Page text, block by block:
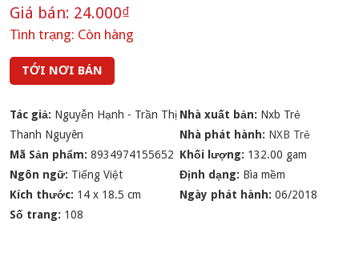
Giá bán: 24.000₫
Tình trạng: Còn hàng
TỚI NƠI BÁN
Tác giả: Nguyễn Hạnh - Trần Thị
Thanh Nguyên
Nhà xuất bản: Nxb Trẻ
Nhà phát hành: NXB Trẻ
Mã Sản phẩm:8934974155652 Khối lượng: 132.00 gam
Ngôn ngữ: Tiếng Việt Định dạng: Bìa mềm
Kích thước: 14 x 18.5 cm Ngày phát hành: 06/2018
Số trang: 108